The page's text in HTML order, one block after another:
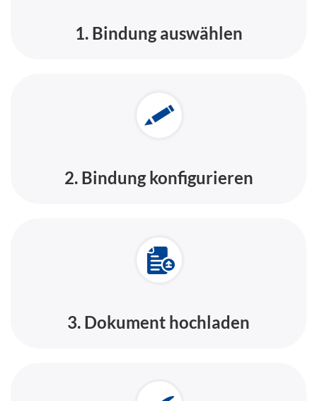
1. Bindung auswählen
2. Bindung konfigurieren
3. Dokument hochladen